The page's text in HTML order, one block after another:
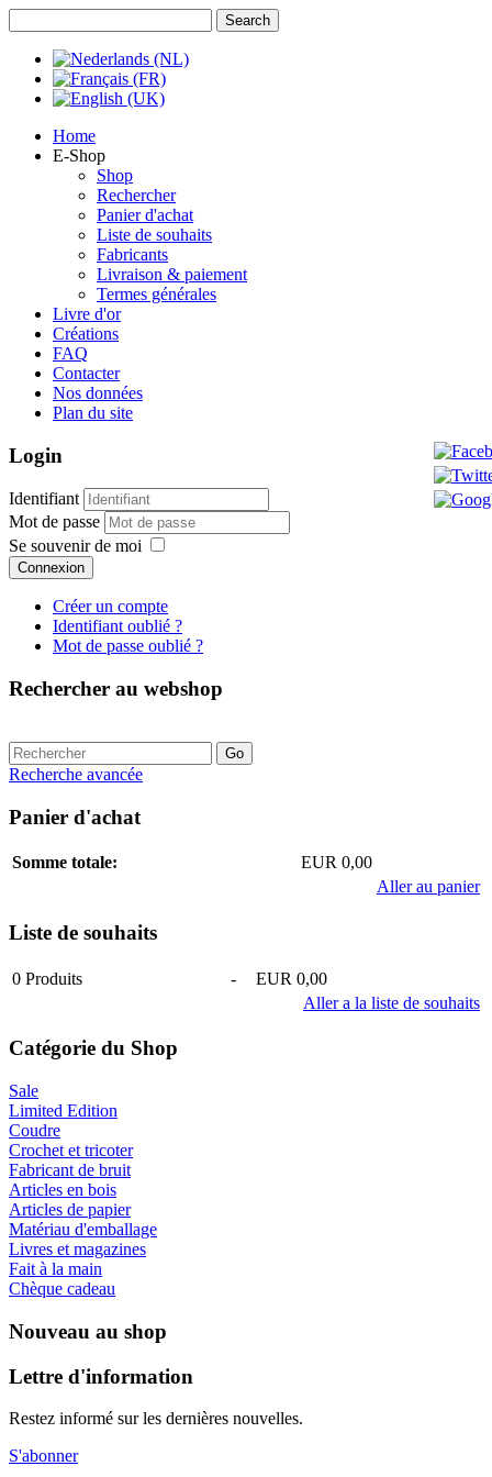
Home
E-Shop
Shop
Rechercher
Panier d'achat
Liste de souhaits
Fabricants
Livraison & paiement
Termes générales
Livre d'or
Créations
FAQ
Contacter
Nos données
Plan du site
Login
Identifiant
Mot de passe
Se souvenir de moi
Connexion
Créer un compte
Identifiant oublié ?
Mot de passe oublié ?
Rechercher au webshop
Recherche avancée
Panier d'achat
Somme totale:
EUR 0,00
Aller au panier
Liste de souhaits
0 Produits -
EUR 0,00
Aller a la liste de souhaits
Catégorie du Shop
Sale
Limited Edition
Coudre
Crochet et tricoter
Fabricant de bruit
Articles en bois
Articles de papier
Matériau d'emballage
Livres et magazines
Fait à la main
Chèque cadeau
Nouveau au shop
Lettre d'information
Restez informé sur les dernières nouvelles.
S'abonner